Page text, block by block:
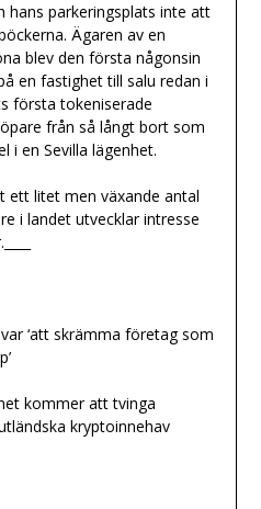
hans parkeringsplats inte att
Ägaren av en
blev den första någonsin
en fastighet till salu redan i
första tokeniserade
från så långt bort som
i en Sevilla lägenhet.
ett litet men växande antal
i landet utvecklar intresse
‘att skrämma företag som
kommer att tvinga
kryptoinnehav